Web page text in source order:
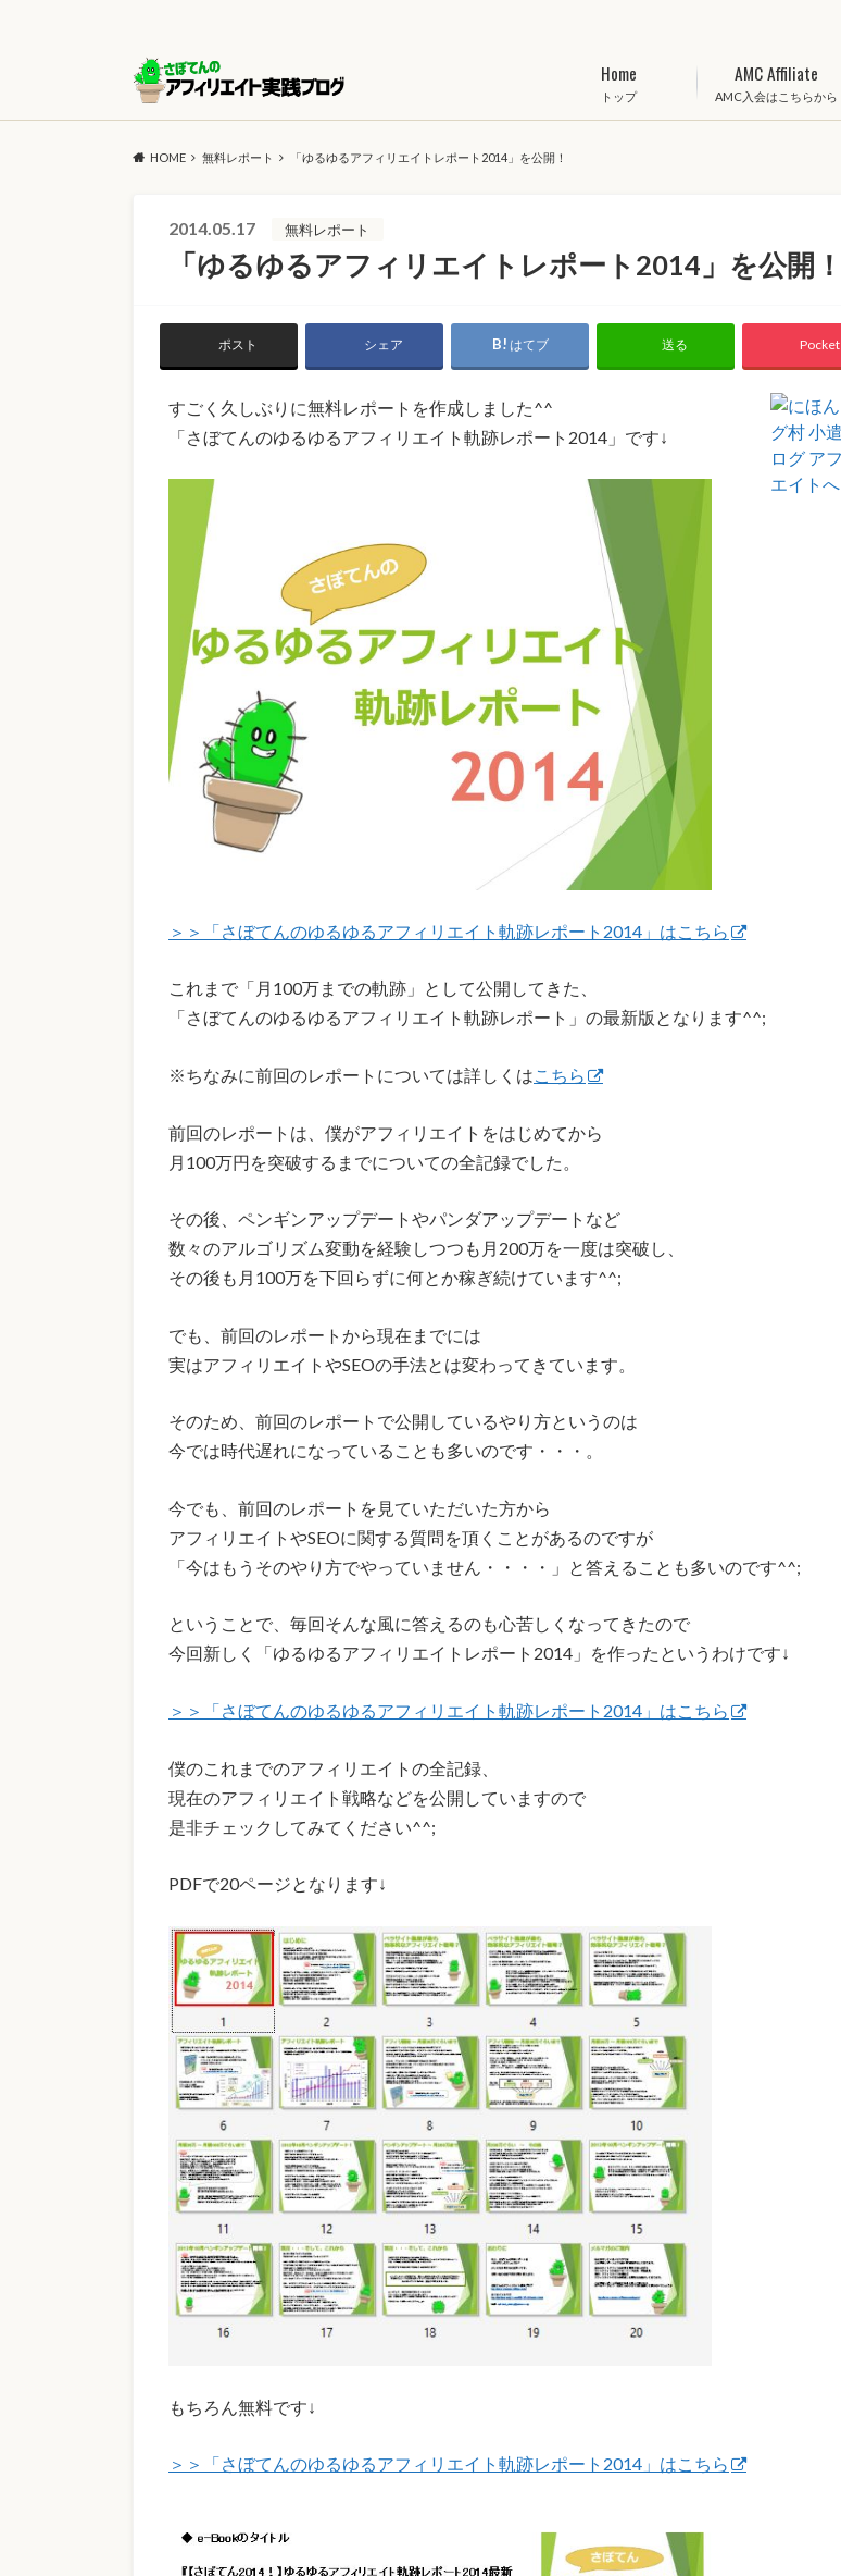
トップ
Home
AMC入会はこちらから
AMC Affiliate
HOME 無料レポート 「ゆるゆるアフィリエイトレポート2014」を公開！
2014.05.17 無料レポート
「ゆるゆるアフィリエイトレポート2014」を公開！
ポスト シェア はてブ 送る Pocket
すごく久しぶりに無料レポートを作成しました^^
「さぼてんのゆるゆるアフィリエイト軌跡レポート2014」です↓
＞＞「さぼてんのゆるゆるアフィリエイト軌跡レポート2014」はこちら
これまで「月100万までの軌跡」として公開してきた、
「さぼてんのゆるゆるアフィリエイト軌跡レポート」の最新版となります^^;
※ちなみに前回のレポートについては詳しくはこちら
前回のレポートは、僕がアフィリエイトをはじめてから
月100万円を突破するまでについての全記録でした。
その後、ペンギンアップデートやパンダアップデートなど
数々のアルゴリズム変動を経験しつつも月200万を一度は突破し、
その後も月100万を下回らずに何とか稼ぎ続けています^^;
でも、前回のレポートから現在までには
実はアフィリエイトやSEOの手法とは変わってきています。
そのため、前回のレポートで公開しているやり方というのは
今では時代遅れになっていることも多いのです・・・。
今でも、前回のレポートを見ていただいた方から
アフィリエイトやSEOに関する質問を頂くことがあるのですが
「今はもうそのやり方でやっていません・・・・」と答えることも多いのです^^;
ということで、毎回そんな風に答えるのも心苦しくなってきたので
今回新しく「ゆるゆるアフィリエイトレポート2014」を作ったというわけです↓
＞＞「さぼてんのゆるゆるアフィリエイト軌跡レポート2014」はこちら
僕のこれまでのアフィリエイトの全記録、
現在のアフィリエイト戦略などを公開していますので
是非チェックしてみてください^^;
PDFで20ページとなります↓
もちろん無料です↓
＞＞「さぼてんのゆるゆるアフィリエイト軌跡レポート2014」はこちら